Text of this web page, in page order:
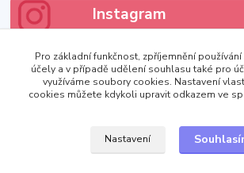
Instagram
Zobrazit výdejní místa
Pro základní funkčnost, zpříjemnění
účely a v případě udělení souhlasu také pro
využíváme soubory cookies. Nastavení
cookies můžete kdykoli upravit odkazem ve
Nastavení